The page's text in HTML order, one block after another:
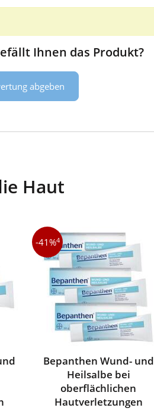
Ihnen das Produkt?
abgeben
Haut
-41%4
Bepanthen Wund- und
Heilsalbe bei
oberflächlichen
Hautverletzungen